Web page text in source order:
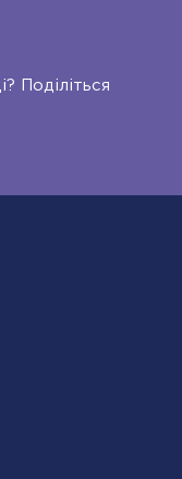
Поділіться